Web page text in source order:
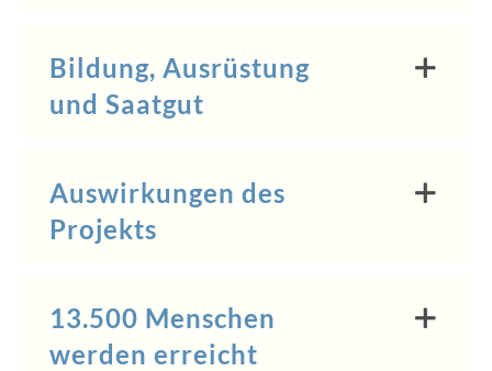
Bildung, Ausrüstung
und Saatgut
Auswirkungen des
Projekts
13.500 Menschen
werden erreicht